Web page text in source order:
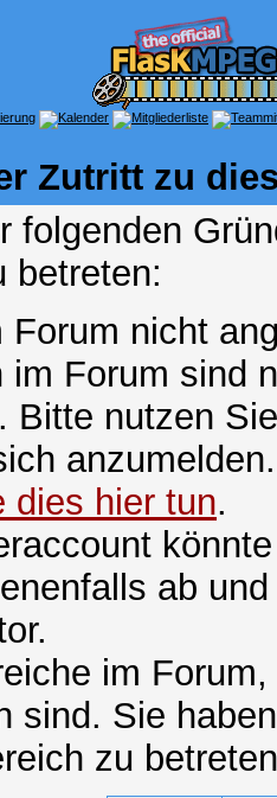
Zutritt zu
folgenden
betreten:
Forum nicht
im Forum sind
Bitte nutzen
dies hier tun.
ab
im
sind. Sie
zu